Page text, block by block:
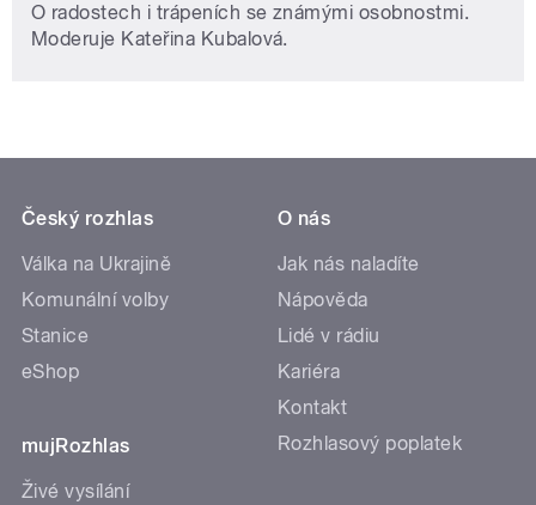
O radostech i trápeních se známými osobnostmi.
Moderuje Kateřina Kubalová.
Český rozhlas
Válka na Ukrajině
Komunální volby
Stanice
eShop
mujRozhlas
Živé vysílání
O nás
Jak nás naladíte
Nápověda
Lidé v rádiu
Kariéra
Kontakt
Rozhlasový poplatek